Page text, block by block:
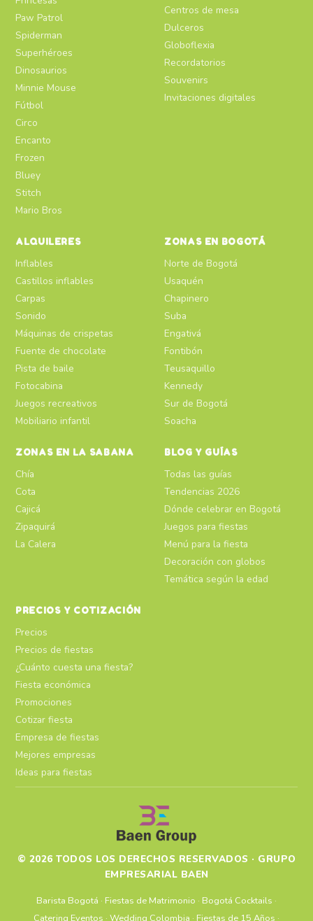
Paw Patrol
Spiderman
Superhéroes
Dinosaurios
Minnie Mouse
Fútbol
Circo
Encanto
Frozen
Bluey
Stitch
Mario Bros
Centros de mesa
Dulceros
Globoflexia
Recordatorios
Souvenirs
Invitaciones digitales
ALQUILERES
Inflables
Castillos inflables
Carpas
Sonido
Máquinas de crispetas
Fuente de chocolate
Pista de baile
Fotocabina
Juegos recreativos
Mobiliario infantil
ZONAS EN BOGOTÁ
Norte de Bogotá
Usaquén
Chapinero
Suba
Engativá
Fontibón
Teusaquillo
Kennedy
Sur de Bogotá
Soacha
ZONAS EN LA SABANA
Chía
Cota
Cajicá
Zipaquirá
La Calera
BLOG Y GUÍAS
Todas las guías
Tendencias 2026
Dónde celebrar en Bogotá
Juegos para fiestas
Menú para la fiesta
Decoración con globos
Temática según la edad
PRECIOS Y COTIZACIÓN
Precios
Precios de fiestas
¿Cuánto cuesta una fiesta?
Fiesta económica
Promociones
Cotizar fiesta
Empresa de fiestas
Mejores empresas
Ideas para fiestas
© 2026 TODOS LOS DERECHOS RESERVADOS · GRUPO
EMPRESARIAL BAEN
Barista Bogotá · Fiestas de Matrimonio · Bogotá Cocktails ·
Catering Eventos · Wedding Colombia · Fiestas de 15 Años ·